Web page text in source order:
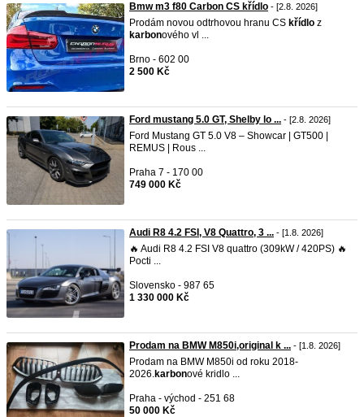
Bmw m3 f80 Carbon CS křídlo - [2.8. 2026]
Prodám novou odtrhovou hranu CS křídlo z
karbonového vl ...
Brno - 602 00
2 500 Kč
Ford mustang 5.0 GT, Shelby lo ... - [2.8. 2026]
Ford Mustang GT 5.0 V8 – Showcar | GT500 |
REMUS | Rous ...
Praha 7 - 170 00
749 000 Kč
Audi R8 4.2 FSI, V8 Quattro, 3 ... - [1.8. 2026]
🔥 Audi R8 4.2 FSI V8 quattro (309kW / 420PS) 🔥
Pocti ...
Slovensko - 987 65
1 330 000 Kč
Prodam na BMW M850i,original k ... - [1.8. 2026]
Prodam na BMW M850i od roku 2018-
2026.karbonové kridlo ...
Praha - východ - 251 68
50 000 Kč